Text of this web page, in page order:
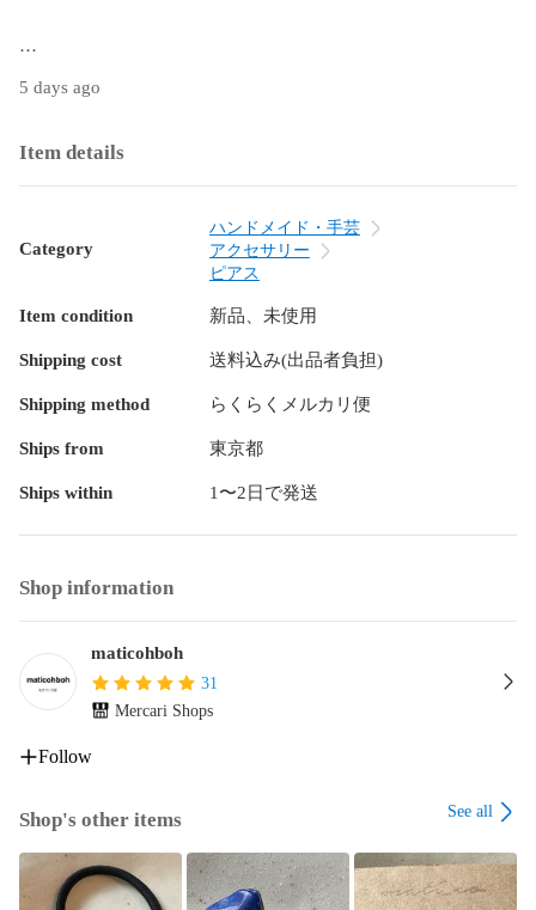
右側:縦11.1mm横4.8mm奥行6.1mm
左側:縦9.0mm横11.6mm奥行12.0mm
シーグラス
ブルー
グリーン
ゆらゆらピアス
金属アレルギー対応
レジン
パワーストーン
ハンドメイド
一点もの
幸せが訪れますように
maticohboh
5 days ago
Item details
Category
ハンドメイド・手芸
アクセサリー
ピアス
Item condition 新品、未使用
Shipping cost 送料込み(出品者負担)
Shipping method らくらくメルカリ便
Ships from 東京都
Ships within 1〜2日で発送
Shop information
maticohboh
31
Mercari Shops
Follow
Shop's other items See all